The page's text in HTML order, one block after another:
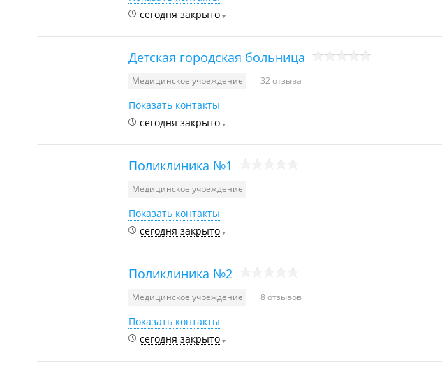
сегодня закрыто
Детская городская больница
Медицинское учреждение 32 отзыва
Показать контакты
сегодня закрыто
Поликлиника №1
Медицинское учреждение
Показать контакты
сегодня закрыто
Поликлиника №2
Медицинское учреждение 8 отзывов
Показать контакты
сегодня закрыто